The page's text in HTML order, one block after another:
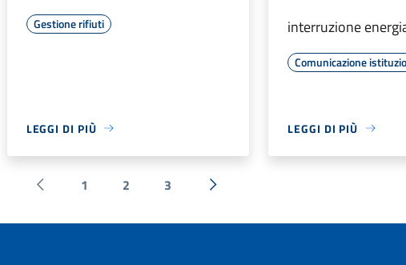
Gestione rifiuti
LEGGI DI PIÙ
interruzione
Comunicazione
LEGGI DI PIÙ
Pagina precedente
1 2 3
Successiva »